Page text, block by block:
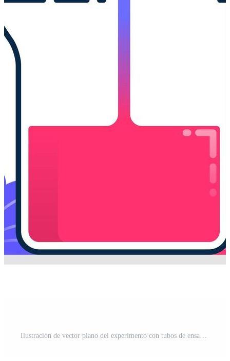
Ilustración de vector plano del experimento con tubos de ensayo y vasos de precipitados. aprendizaje y estudio de la química. diseño para la salud. se puede utilizar para páginas de destino, sitios web, web, aplicaciones móviles, carteles, folletos Vector Gratis